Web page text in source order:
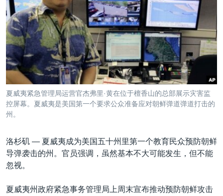
航
跳
转
到
检
索
中东
欧洲
非洲
美洲
全球议题
人权·法律·宗教
科教·文娱·体健
军事
劳工
环境
热点专题
白宫要闻
国会报道
美中关系
美国建国250周年
埃博拉疫情
重要讲话与声明
台海两岸关系
关注西藏
VOA视频
VOA今日焦点
中文广播
关注我们
其他语言网站
夏威夷紧急管理局运营官杰弗里·黄在位于檀香山的总部展示灾害监
控屏幕。夏威夷是美国第一个要求公众准备应对朝鲜弹道弹道打击的
州。
洛杉矶 — 夏威夷成为美国五十州里第一个教育民众预防朝鲜
导弹袭击的州。官员强调，虽然基本不大可能发生，但不能
忽视。
夏威夷州政府紧急事务管理局上周末宣布推动预防朝鲜攻击